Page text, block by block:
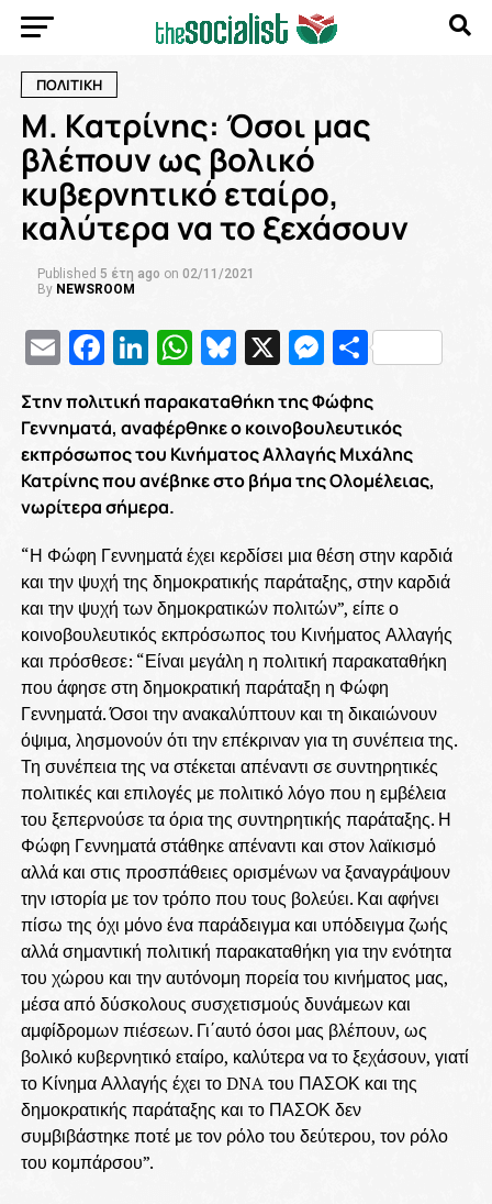
ΠΟΛΙΤΙΚΗ
Μ. Κατρίνης: Όσοι μας
βλέπουν ως βολικό
κυβερνητικό εταίρο,
καλύτερα να το ξεχάσουν
Published 5 έτη ago on 02/11/2021
By NEWSROOM
EmailFacebook
LinkedIn
WhatsApp
Bluesky
X
Στην πολιτική παρακαταθήκη της Φώφης
Γεννηματά, αναφέρθηκε ο κοινοβουλευτικός
εκπρόσωπος του Κινήματος Αλλαγής Μιχάλης
Κατρίνης που ανέβηκε στο βήμα της Ολομέλειας,
νωρίτερα σήμερα.
“Η Φώφη Γεννηματά έχει κερδίσει μια θέση στην καρδιά
και την ψυχή της δημοκρατικής παράταξης, στην καρδιά
και την ψυχή των δημοκρατικών πολιτών”, είπε ο
κοινοβουλευτικός εκπρόσωπος του Κινήματος Αλλαγής
και πρόσθεσε: “Είναι μεγάλη η πολιτική παρακαταθήκη
που άφησε στη δημοκρατική παράταξη η Φώφη
Γεννηματά. Όσοι την ανακαλύπτουν και τη δικαιώνουν
όψιμα, λησμονούν ότι την επέκριναν για τη συνέπεια της.
Τη συνέπεια της να στέκεται απέναντι σε συντηρητικές
πολιτικές και επιλογές με πολιτικό λόγο που η εμβέλεια
του ξεπερνούσε τα όρια της συντηρητικής παράταξης. Η
Φώφη Γεννηματά στάθηκε απέναντι και στον λαϊκισμό
αλλά και στις προσπάθειες ορισμένων να ξαναγράψουν
την ιστορία με τον τρόπο που τους βολεύει. Και αφήνει
πίσω της όχι μόνο ένα παράδειγμα και υπόδειγμα ζωής
αλλά σημαντική πολιτική παρακαταθήκη για την ενότητα
του χώρου και την αυτόνομη πορεία του κινήματος μας,
μέσα από δύσκολους συσχετισμούς δυνάμεων και
αμφίδρομων πιέσεων. Γι΄αυτό όσοι μας βλέπουν, ως
βολικό κυβερνητικό εταίρο, καλύτερα να το ξεχάσουν, γιατί
το Κίνημα Αλλαγής έχει το DNA του ΠΑΣΟΚ και της
δημοκρατικής παράταξης και το ΠΑΣΟΚ δεν
συμβιβάστηκε ποτέ με τον ρόλο του δεύτερου, τον ρόλο
του κομπάρσου”.